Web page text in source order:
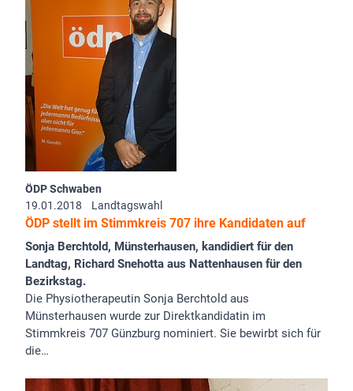
ÖDP Schwaben
19.01.2018
Landtagswahl
ÖDP stellt im Stimmkreis 707 ihre Kandidaten auf
Sonja Berchtold, Münsterhausen, kandidiert für den
Landtag, Richard Snehotta aus Nattenhausen für den
Bezirkstag.
Die Physiotherapeutin Sonja Berchtold aus
Münsterhausen wurde zur Direktkandidatin im
Stimmkreis 707 Günzburg nominiert. Sie bewirbt sich für
die…